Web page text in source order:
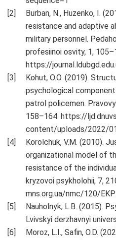
Burban, N., Huzenko, I.
resistance and adaptive
military personnel.
profesiinoi osvity, 1,
https://
Kohut, O.O. (2019).
psychological
patrol policemen.
158–164. https://
content/uploads/2022/
Korolchuk, V.M. (2010).
organizational model of
resistance of the
kryzovoi psykholohii, 7,
mns.org.ua/nmc/120/
Nauholnyk, L.B. (2015).
Lvivskyi derzhavnyi
Moroz, L.I., Safin, O.D.